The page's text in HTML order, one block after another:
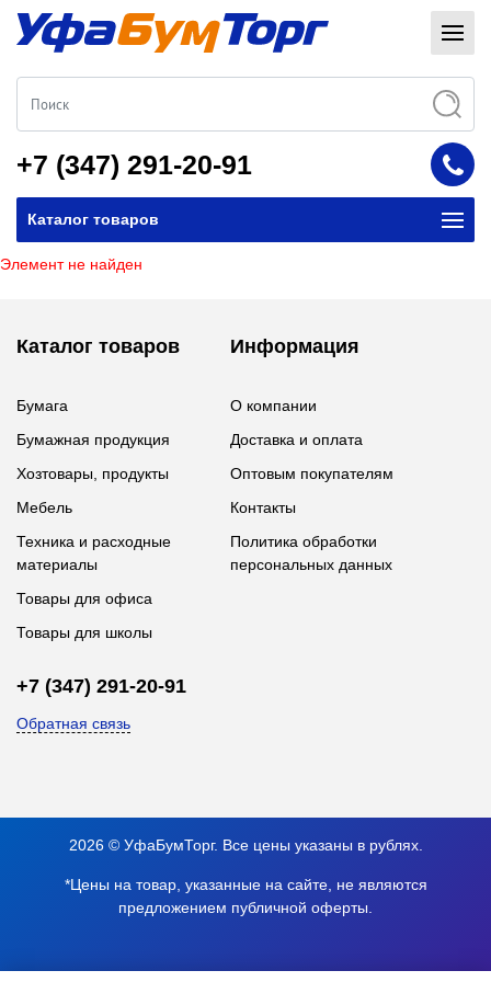
+7 (347) 291-20-91
Каталог товаров
Элемент не найден
Каталог товаров
Бумага
Бумажная продукция
Хозтовары, продукты
Мебель
Техника и расходные
материалы
Товары для офиса
Товары для школы
Информация
О компании
Доставка и оплата
Оптовым покупателям
Контакты
Политика обработки
персональных данных
+7 (347) 291-20-91
Обратная связь
2026 © УфаБумТорг. Все цены указаны в рублях.
*Цены на товар, указанные на сайте, не являются
предложением публичной оферты.